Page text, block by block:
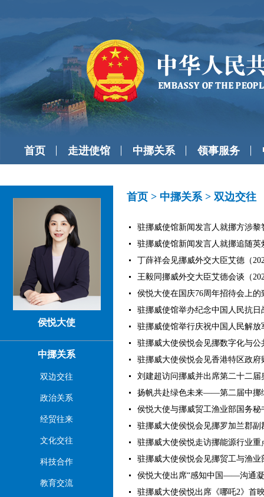
首页 走进使馆 中挪关系 领事服务
侯悦大使
中挪关系
双边交往
政治关系
经贸往来
文化交往
科技合作
教育交流
首页 > 中挪关系> 双边交往
驻挪威使馆新闻发言人就挪方涉黎
驻挪威使馆新闻发言人就挪追随英
丁薛祥会见挪威外交大臣艾德（
王毅同挪威外交大臣艾德会谈（
侯悦大使在国庆76周年招待会上的
驻挪威使馆举办纪念中国人民抗日
驻挪威使馆举行庆祝中国人民解放
驻挪威大使侯悦会见挪数字化与公
驻挪威大使侯悦会见香港特区政府
刘建超访问挪威并出席第二十二届
扬帆共赴绿色未来——第二届中挪
侯悦大使与挪威贸工渔业部国务
驻挪威大使侯悦会见挪罗加兰郡
驻挪威大使侯悦走访挪能源行业重
驻挪威大使侯悦会见挪贸工与渔业
侯悦大使出席“感知中国——沟通凝
驻挪威大使侯悦出席《哪吒2》首